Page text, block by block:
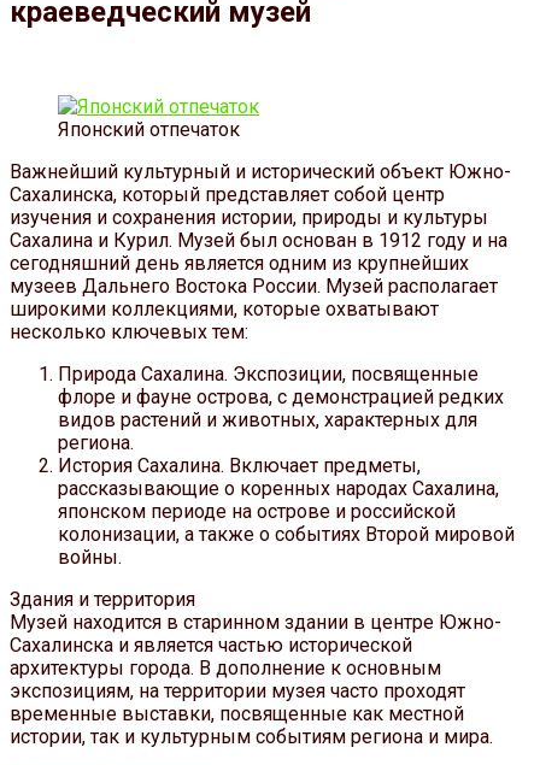
краеведческий музей
Японский отпечаток
Важнейший культурный и исторический объект Южно-
Сахалинска, который представляет собой центр
изучения и сохранения истории, природы и культуры
Сахалина и Курил. Музей был основан в 1912 году и на
сегодняшний день является одним из крупнейших
музеев Дальнего Востока России. Музей располагает
широкими коллекциями, которые охватывают
несколько ключевых тем:
Природа Сахалина. Экспозиции, посвященные
флоре и фауне острова, с демонстрацией редких
видов растений и животных, характерных для
региона.
История Сахалина. Включает предметы,
рассказывающие о коренных народах Сахалина,
японском периоде на острове и российской
колонизации, а также о событиях Второй мировой
войны.
Здания и территория
Музей находится в старинном здании в центре Южно-
Сахалинска и является частью исторической
архитектуры города. В дополнение к основным
экспозициям, на территории музея часто проходят
временные выставки, посвященные как местной
истории, так и культурным событиям региона и мира.